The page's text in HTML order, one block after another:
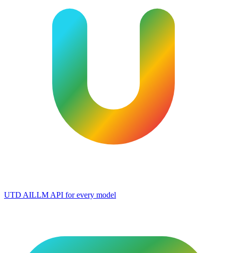
UTD AILLM API for every model